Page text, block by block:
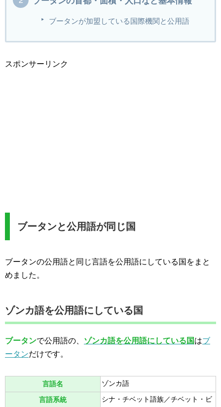
ブータンが加盟している国際機関と公用語
スポンサーリンク
ブータンと公用語が同じ国
ブータンの公用語と同じ言語を公用語にしている国をまと
めました。
ゾンカ語を公用語にしている国
ブータンで公用語の、 ゾンカ語を公用語にしている国はブ
ータンだけです。
言語名 ゾンカ語
言語系統
シナ・チベット語族／チベット・ビ